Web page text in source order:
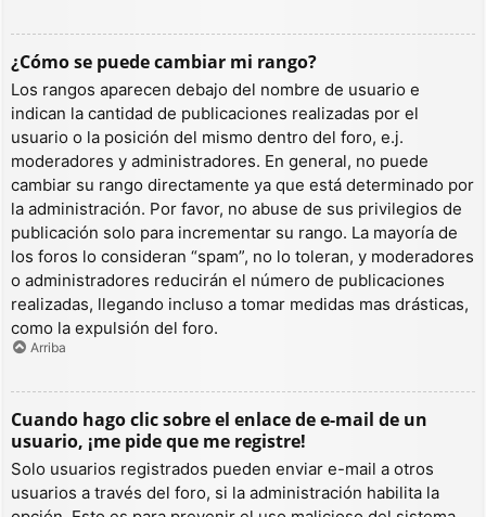
¿Cómo se puede cambiar mi rango?
Los rangos aparecen debajo del nombre de usuario e
indican la cantidad de publicaciones realizadas por el
usuario o la posición del mismo dentro del foro, e.j.
moderadores y administradores. En general, no puede
cambiar su rango directamente ya que está determinado por
la administración. Por favor, no abuse de sus privilegios de
publicación solo para incrementar su rango. La mayoría de
los foros lo consideran “spam”, no lo toleran, y moderadores
o administradores reducirán el número de publicaciones
realizadas, llegando incluso a tomar medidas mas drásticas,
como la expulsión del foro.
Arriba
Cuando hago clic sobre el enlace de e-mail de un
usuario, ¡me pide que me registre!
Solo usuarios registrados pueden enviar e-mail a otros
usuarios a través del foro, si la administración habilita la